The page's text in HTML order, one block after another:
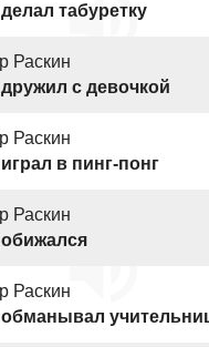
табуретку
Раскин
дружил с девочкой
Раскин
в пинг-понг
Раскин
обижался
Раскин
обманывал